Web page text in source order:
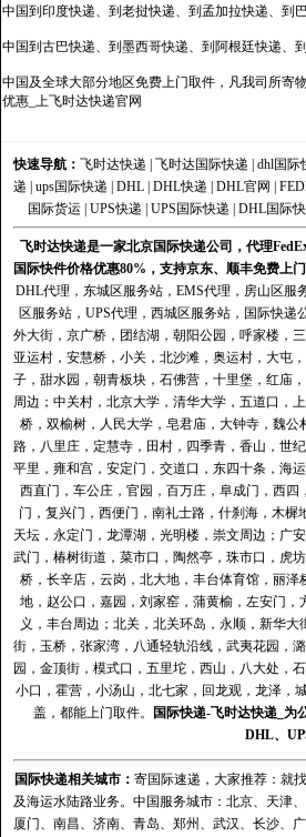
中国到印度快递、到老挝快递、到孟加拉快递、到
中国到古巴快递、到墨西哥快递、到阿根廷快递、
中国及全球大部分地区免费上门取件，凡我司所寄
优惠_上飞时达快递官网
快速导航： 飞时达快递 飞时达国际快递 dhl国际
递
ups国际快递 DHL DHL快递 DHL官网
国际货运| UPS快递 UPS国际快递 DHL国际
飞时达快递是一家北京国际快递公司，代理
国际快件价格优惠80%，支持京东、顺丰免费上
DHL代理 ， 东城区服务站 ， EMS代理 ， 房山区服
区服务站， UPS代理 ， 西城区服务站， 国际快递
外大街，京广桥，团结湖，朝阳公园，呼家楼，
亚运村，安慧桥，小关，北沙滩，奥运村，大屯
子，甜水园，朝青板块，石佛营，十里堡，红庙
周边；中关村，北京大学，清华大学，五道口，
桥，双榆树，人民大学，皂君庙，大钟寺，魏
路，八里庄，定慧寺，田村，四季青，香山，世
平里，雍和宫，安定门，交道口，东四十条，海
西直门，车公庄，官园，百万庄，阜成门，西
门，复兴门，西便门，南礼士路，什刹海，木
天坛，永定门，龙潭湖，光明楼，崇文周边；广
武门，椿树街道，菜市口，陶然亭，珠市口，虎
桥，长辛店，云岗，北大地，丰台体育馆，丽
地，赵公口，嘉园，刘家窑，蒲黄榆，左安门
义，丰台周边；北关，北关环岛，永顺，新华
街，玉桥，张家湾，八通轻轨沿线，武夷花园，
园，金顶街，模式口，五里坨，西山，八大处，
小口，霍营，小汤山，北七家，回龙观，龙泽，
盖，都能上门取件。
国际快递-飞时达快递_为
DHL、
国际快递相关城市： 寄国际速递，大家推荐：就
及海运水陆路业务。中国服务城市：北京、天津
厦门、南昌、济南、青岛、郑州、武汉、长沙、